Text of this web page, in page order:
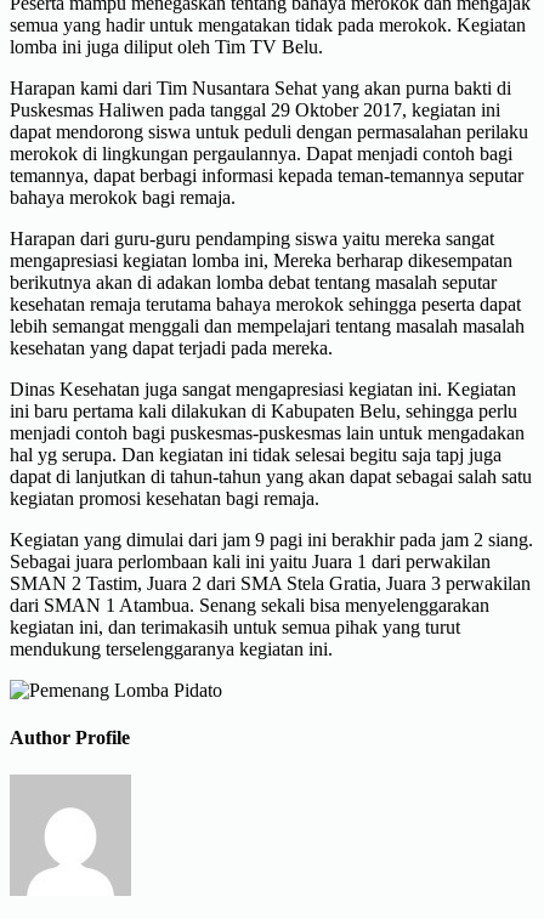
semua yang hadir untuk mengatakan tidak pada merokok. Kegiatan
lomba ini juga diliput oleh Tim TV Belu.
Harapan kami dari Tim Nusantara Sehat yang akan purna bakti di
Puskesmas Haliwen pada tanggal 29 Oktober 2017, kegiatan ini
dapat mendorong siswa untuk peduli dengan permasalahan perilaku
merokok di lingkungan pergaulannya. Dapat menjadi contoh bagi
temannya, dapat berbagi informasi kepada teman-temannya seputar
bahaya merokok bagi remaja.
Harapan dari guru-guru pendamping siswa yaitu mereka sangat
mengapresiasi kegiatan lomba ini, Mereka berharap dikesempatan
berikutnya akan di adakan lomba debat tentang masalah seputar
kesehatan remaja terutama bahaya merokok sehingga peserta dapat
lebih semangat menggali dan mempelajari tentang masalah masalah
kesehatan yang dapat terjadi pada mereka.
Dinas Kesehatan juga sangat mengapresiasi kegiatan ini. Kegiatan
ini baru pertama kali dilakukan di Kabupaten Belu, sehingga perlu
menjadi contoh bagi puskesmas-puskesmas lain untuk mengadakan
hal yg serupa. Dan kegiatan ini tidak selesai begitu saja tapj juga
dapat di lanjutkan di tahun-tahun yang akan dapat sebagai salah satu
kegiatan promosi kesehatan bagi remaja.
Kegiatan yang dimulai dari jam 9 pagi ini berakhir pada jam 2 siang.
Sebagai juara perlombaan kali ini yaitu Juara 1 dari perwakilan
SMAN 2 Tastim, Juara 2 dari SMA Stela Gratia, Juara 3 perwakilan
dari SMAN 1 Atambua. Senang sekali bisa menyelenggarakan
kegiatan ini, dan terimakasih untuk semua pihak yang turut
mendukung terselenggaranya kegiatan ini.
Author Profile